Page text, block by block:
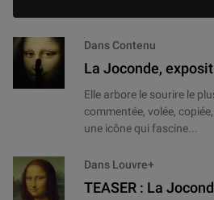
La Joconde,
Dans Contenu
Elle arbore le sourire le
commentée, volée,
une icône qui fascine...
TEASER : La
Dans Louvre+